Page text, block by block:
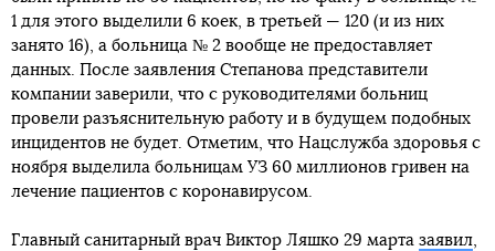
1 для этого выделили 6 коек, в третьей — 120 (и из них
занято 16), а больница № 2 вообще не предоставляет
данных. После заявления Степанова представители
компании заверили, что с руководителями больниц
провели разъяснительную работу и в будущем подобных
инцидентов не будет. Отметим, что Нацслужба здоровья с
ноября выделила больницам УЗ 60 миллионов гривен на
лечение пациентов с коронавирусом.
Главный санитарный врач Виктор Ляшко 29 марта заявил,